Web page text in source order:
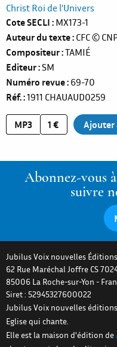
Christ Roi de l'Univers
Cote SECLI MX173-1
Auteur du texte CFC©
Compositeur TAMIÉ
Editeur SM
Numéro revue 69-70
Réf. 1911 CHAUAUD0259
MP3 1 €
Abonnez-vous
suivre
Jubilus Voix nouvelles Éditions
62 Rue Maréchal Joffre CS
85006 La Roche-sur-Yon -
Siret : 52945327600022
Jubilus Voix nouvelles
Eglise qui chante.
Elle est la maison d'édition de